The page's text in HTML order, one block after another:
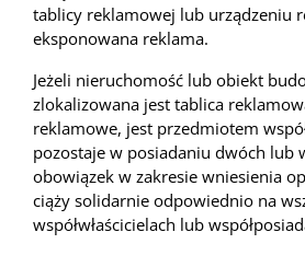
tablicy reklamowej lub urządzeniu
eksponowana reklama.
Jeżeli nieruchomość lub obiekt
zlokalizowana jest tablica
reklamowe, jest przedmiotem
pozostaje w posiadaniu dwóch lub
obowiązek w zakresie wniesienia
ciąży solidarnie odpowiednio na
współwłaścicielach lub